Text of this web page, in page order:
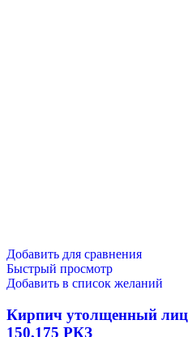
Добавить для сравнения
Быстрый просмотр
Добавить в список желаний
Кирпич утолщенный
150,175 РКЗ